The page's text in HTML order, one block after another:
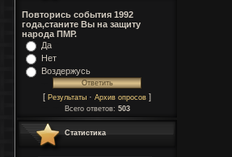
Повторись события 1992
года,станите Вы на защиту
народа ПМР.
Да
Нет
Воздержусь
[ Результаты · Архив опросов ]
Всего ответов: 503
Статистика